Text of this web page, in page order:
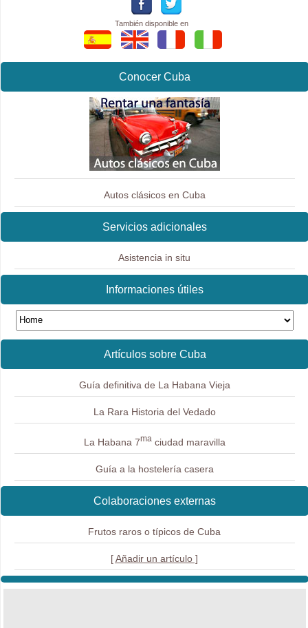
También disponible en
Conocer Cuba
Autos clásicos en Cuba
Servicios adicionales
Asistencia in situ
Informaciones útiles
Artículos sobre Cuba
Guía definitiva de La Habana Vieja
La Rara Historia del Vedado
La Habana 7maciudad maravilla
Guía a la hostelería casera
Colaboraciones externas
Frutos raros o típicos de Cuba
[ Añadir un artículo ]